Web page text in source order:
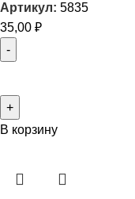
Артикул: 5835
35,00 ₽
В корзину